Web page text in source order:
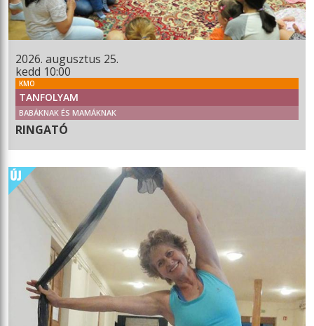
2026. augusztus 25.
kedd 10:00
KMO
TANFOLYAM
BABÁKNAK ÉS MAMÁKNAK
RINGATÓ